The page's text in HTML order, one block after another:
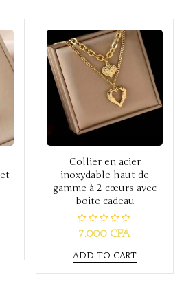
o
f
5
Collier en acier
inoxydable haut de
gamme à 2 cœurs avec
boite cadeau
R
a
e
d
0
7.000CFA
ADD TO CART